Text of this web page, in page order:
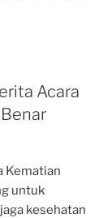
Acara
Kematian
untuk
kesehatan